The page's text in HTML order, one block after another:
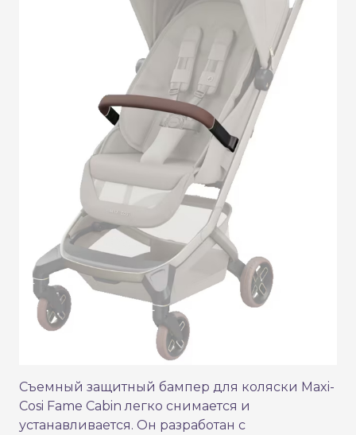
Съемный защитный бампер для коляски Maxi-
Cosi Fame Cabin легко снимается и
устанавливается. Он разработан с